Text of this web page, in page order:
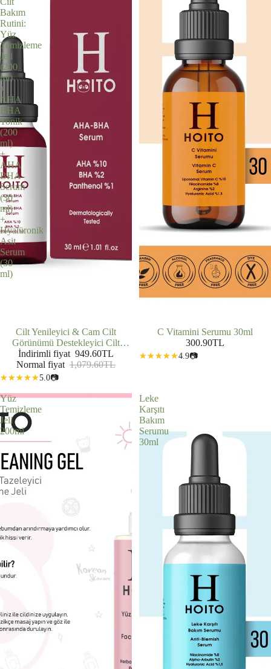
Bakım
Rutini:
Yüz
Temizleme
Jeli
(200
ml)
+
AHA
BHA
Tonik
(200
ml)
+
AHA
BHA
Serum
(30
ml)
+
Hyalüronik
Asit
Serum
(30
ml)
İNDIRIMDE
Cilt Yenileyici & Cam Cilt
Görünümü Destekleyici Cilt
Bakım Rutini: Yüz Temizleme Jeli
(200 ml) + AHA BHA Tonik (200
ml) + AHA BHA Serum (30 ml) +
İndirimli fiyat 949.60TL
Normal fiyat 1,079.60TL
5.0📷
C Vitamini Serumu 30ml
300.90TL
4.9📷
Yüz
Temizleme
Jeli
200ml
Leke
Karşıtı
Bakım
Serumu
30ml